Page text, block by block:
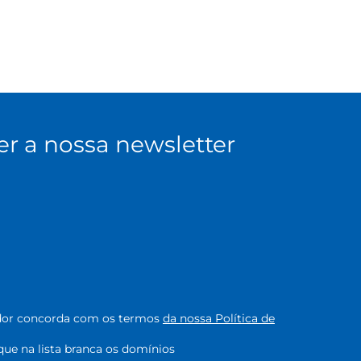
a nossa newsletter
concorda com os termos da nossa Política de
na lista branca os domínios